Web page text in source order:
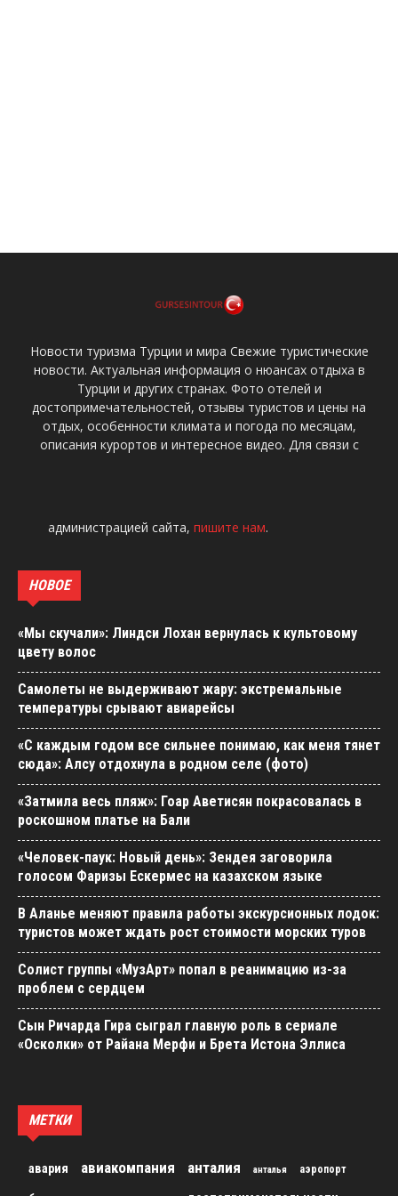
Новости туризма Турции и мира Свежие туристические
новости. Актуальная информация о нюансах отдыха в
Турции и других странах. Фото отелей и
достопримечательностей, отзывы туристов и цены на
отдых, особенности климата и погода по месяцам,
описания курортов и интересное видео. Для связи с
администрацией сайта, пишите нам.
НОВОЕ
«Мы скучали»: Линдси Лохан вернулась к культовому
цвету волос
Самолеты не выдерживают жару: экстремальные
температуры срывают авиарейсы
«С каждым годом все сильнее понимаю, как меня тянет
сюда»: Алсу отдохнула в родном селе (фото)
«Затмила весь пляж»: Гоар Аветисян покрасовалась в
роскошном платье на Бали
«Человек-паук: Новый день»: Зендея заговорила
голосом Фаризы Ескермес на казахском языке
В Аланье меняют правила работы экскурсионных лодок:
туристов может ждать рост стоимости морских туров
Солист группы «МузАрт» попал в реанимацию из-за
проблем с сердцем
Сын Ричарда Гира сыграл главную роль в сериале
«Осколки» от Райана Мерфи и Брета Истона Эллиса
МЕТКИ
авария авиакомпания анталия анталья аэропорт